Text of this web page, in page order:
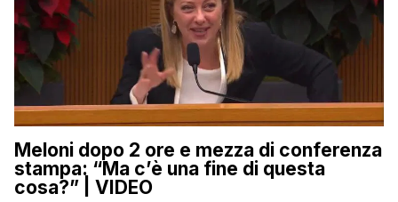
Meloni dopo 2 ore e mezza di conferenza
stampa: “Ma c’è una fine di questa
cosa?” | VIDEO